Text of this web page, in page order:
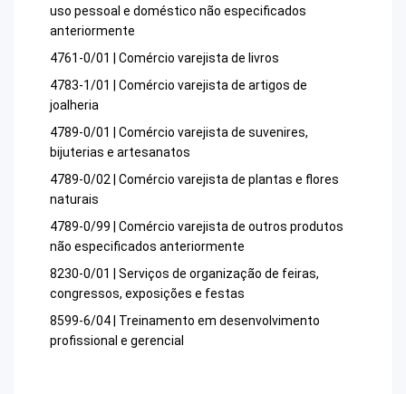
uso pessoal e doméstico não especificados
anteriormente
4761-0/01 | Comércio varejista de livros
4783-1/01 | Comércio varejista de artigos de
joalheria
4789-0/01 | Comércio varejista de suvenires,
bijuterias e artesanatos
4789-0/02 | Comércio varejista de plantas e flores
naturais
4789-0/99 | Comércio varejista de outros produtos
não especificados anteriormente
8230-0/01 | Serviços de organização de feiras,
congressos, exposições e festas
8599-6/04 | Treinamento em desenvolvimento
profissional e gerencial